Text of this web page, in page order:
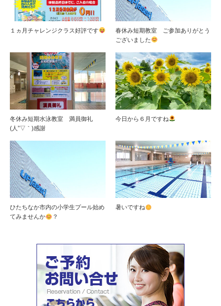
１ヵ月チャレンジクラス好評です
春休み短期教室 ご参加ありがとう
ございました
冬休み短期水泳教室 満員御礼
(人”▽｀)感謝
今日から６月ですね
ひたちなか市内の小学生プール始め
てみませんか
？
暑いですね